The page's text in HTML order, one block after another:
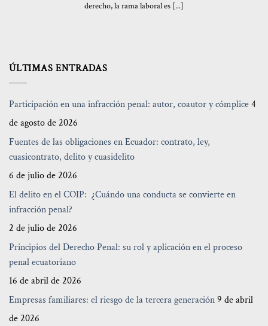
ÚLTIMAS ENTRADAS
Participación en una infracción penal: autor, coautor y cómplice4
de agosto de 2026
Fuentes de las obligaciones en Ecuador: contrato, ley,
cuasicontrato, delito y cuasidelito
6 de julio de 2026
El delito en el COIP: ¿Cuándo una conducta se convierte en
infracción penal?
2 de julio de 2026
Principios del Derecho Penal: su rol y aplicación en el proceso
penal ecuatoriano
16 de abril de 2026
Empresas familiares: el riesgo de la tercera generación9 de abril
de 2026
derecho, la rama laboral es [...]